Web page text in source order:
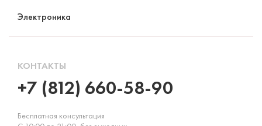
Электроника
КОНТАКТЫ
+7 (812) 660-58-90
Бесплатная консультация